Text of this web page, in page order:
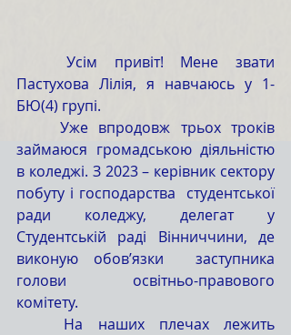
Пастухова Лілія, я навчаюсь у 1-
БЮ(4) групі.
займаюся громадською діяльністю
в коледжі. З 2023 – керівник сектору
побуту і господарства  студентської
ради коледжу, делегат у
Студентській раді Вінниччини, де
виконую обов’язки  заступника
голови освітньо-правового
комітету.